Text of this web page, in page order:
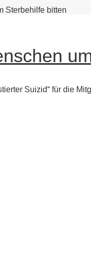
Sterbehilfe bitten
Suizid“ für die